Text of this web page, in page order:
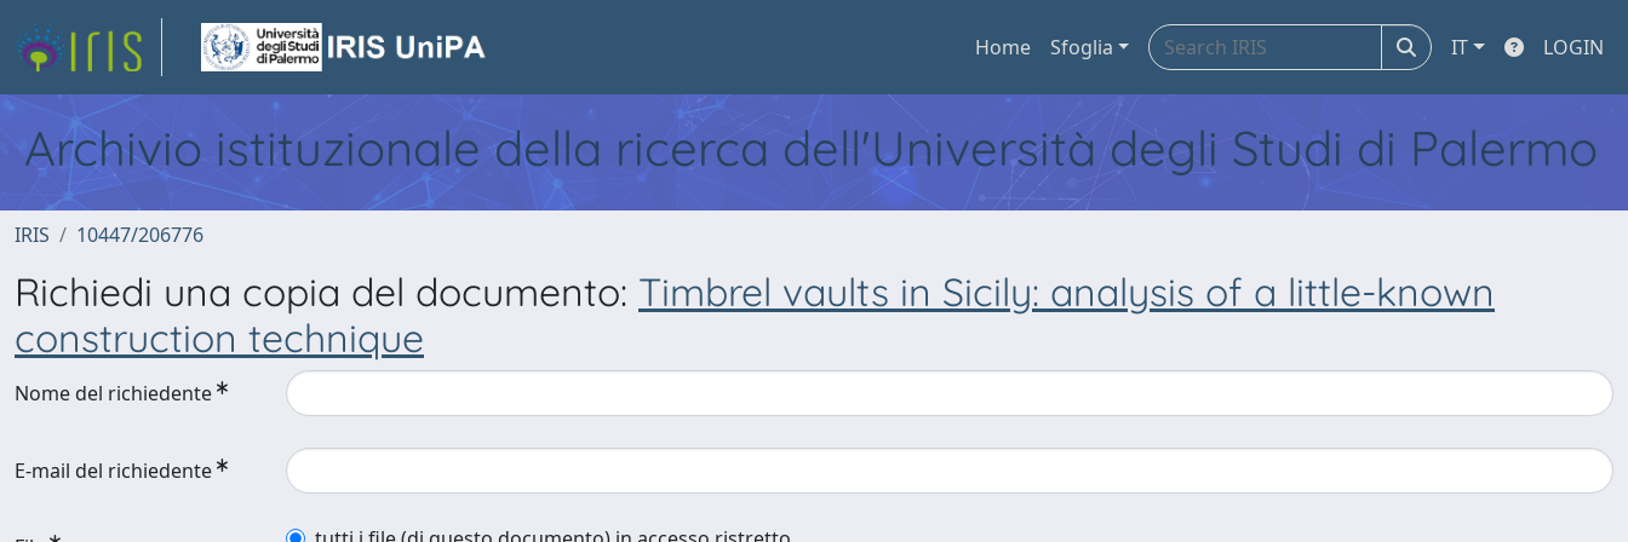
Home Sfoglia IT LOGIN
Archivio istituzionale della ricerca dell'Università degli Studi di Palermo
IRIS 10447/206776
Richiedi una copia del documento: Timbrel vaults in Sicily: analysis of a little-known
construction technique
Nome del richiedente
E-mail del richiedente